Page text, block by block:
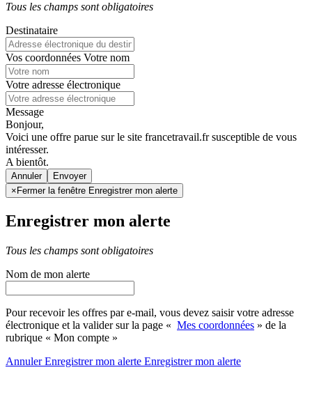
Tous les champs sont obligatoires
Destinataire
Vos coordonnées Votre nom
Votre adresse électronique
Message
Bonjour,
Voici une offre parue sur le site francetravail.fr susceptible de vous
intéresser.
A bientôt.
Annuler
× Fermer la fenêtre Enregistrer mon alerte
Enregistrer mon alerte
Tous les champs sont obligatoires
Nom de mon alerte
Pour recevoir les offres par e-mail, vous devez saisir votre adresse
électronique et la valider sur la page « Mes coordonnées » de la
rubrique « Mon compte »
AnnulerEnregistrer mon alerte Enregistrermon alerte